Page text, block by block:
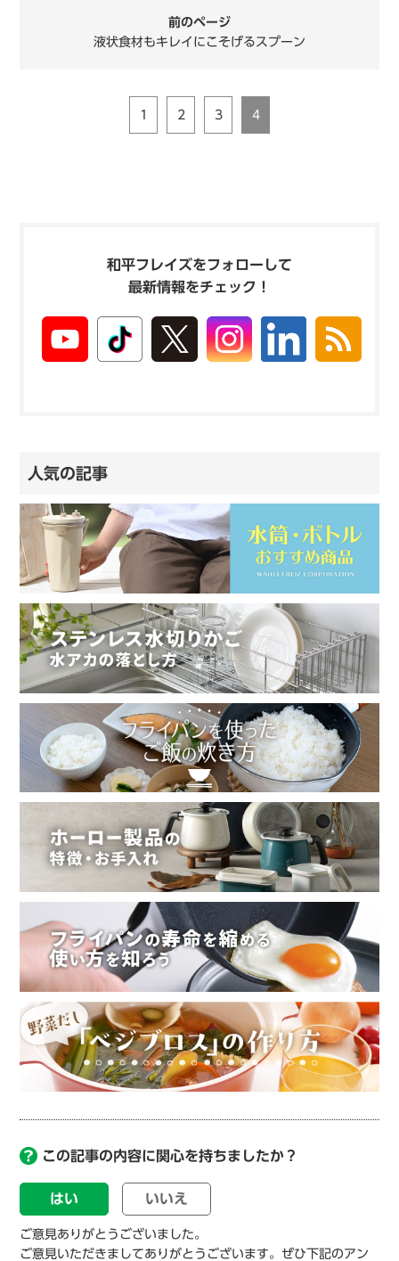
前のページ
液状食材もキレイにこそげるスプーン
1 2 3 4
和平フレイズをフォローして
最新情報をチェック！
人気の記事
この記事の内容に関心を持ちましたか？
はい いいえ
ご意見ありがとうございました。
ご意見いただきましてありがとうございます。ぜひ下記のアン